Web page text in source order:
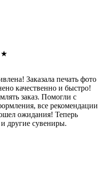
★
Заказала печать фото
качественно и быстро!
заказ. Помогли с
все рекомендации
ожидания! Теперь
другие сувениры.